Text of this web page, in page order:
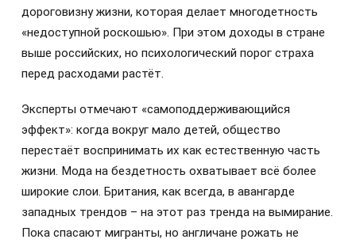
дороговизну жизни, которая делает многодетность
«недоступной роскошью». При этом доходы в стране
выше российских, но психологический порог страха
перед расходами растёт.
Эксперты отмечают «самоподдерживающийся
эффект»: когда вокруг мало детей, общество
перестаёт воспринимать их как естественную часть
жизни. Мода на бездетность охватывает всё более
широкие слои. Британия, как всегда, в авангарде
западных трендов – на этот раз тренда на вымирание.
Пока спасают мигранты, но англичане рожать не